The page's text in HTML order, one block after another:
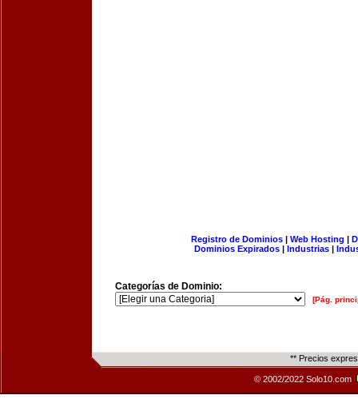
Registro de Dominios| Web Hosting |
Dominios Expirados | Industrias |
Categorías de Dominio:
[Pág.
** Precios
© 2002/2022 Solo10.com